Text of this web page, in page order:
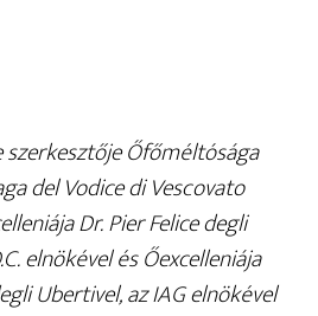
Őfőméltósága
del Vodice di Vescovato
Dr. Pier Felice degli
elnökével és Őexcelleniája
Ubertivel, az IAG elnökével